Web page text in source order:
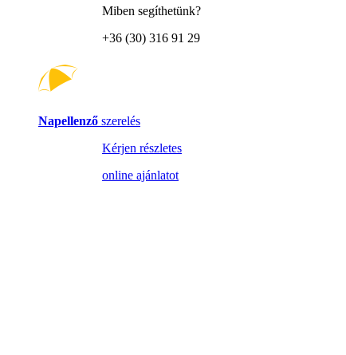
Miben segíthetünk?
+36 (30) 316 91 29
Napellenző szerelés
Kérjen részletes
online ajánlatot